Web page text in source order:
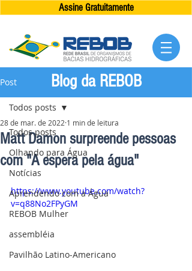
Assine Gratuitamente
Post
Todos posts
Olhando para Água
Notícias
Aprendendo com a Água
REBOB Mulher
assembléia
Pavilhão Latino-Americano
Todos posts
Matt Damon surpreende pessoas
com "A espera pela água"
28 de mar. de 2022 1 min de leitura
https://www.youtube.com/watch?
v=q88No2FPyGM
Blog da REBOB